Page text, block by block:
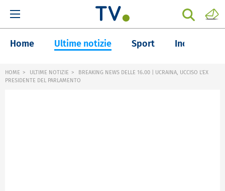
Home Ultime notizie Sport Inchieste
HOME ULTIME NOTIZIE
BREAKING NEWS DELLE 16.00 | UCRAINA, UCCISO L'EX
PRESIDENTE DEL PARLAMENTO